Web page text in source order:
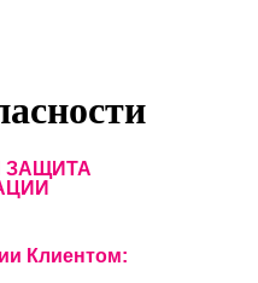
ЗАЩИТА
Клиентом: